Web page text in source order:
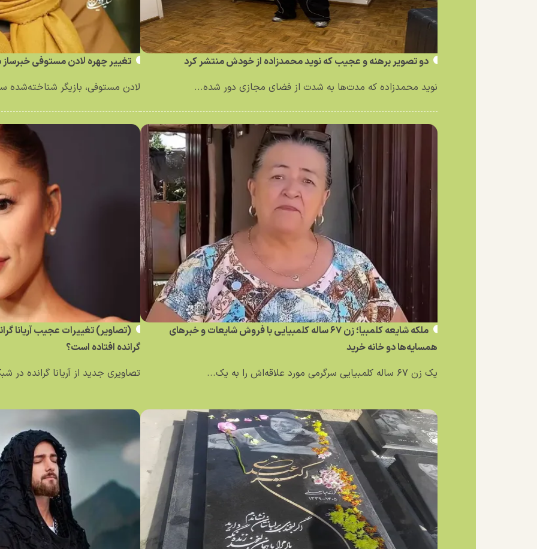
دو تصویر برهنه و عجیب که نوید محمدزاده از خودش منتشر کرد
نوید محمدزاده که مدت‌ها به شدت از فضای مجازی دور شده...
تغییر چهره لادن مستوفی
لادن مستوفی، بازیگر شناخته‌شده
ملکه شایعه کلمبیا؛ زن ۶۷ ساله کلمبیایی با فروش شایعات و خبر‌های
همسایه‌ها دو خانه خرید
یک زن ۶۷ ساله کلمبیایی سرگرمی مورد علاقه‌اش را به یک...
(تصاویر) تغییرات عجیب آریانا
گرانده افتاده است؟
تصاویری جدید از آریانا گرانده